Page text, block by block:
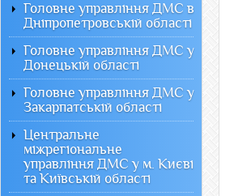
Головне управління ДМС в
Дніпропетровській області
Головне управління ДМС у
Донецькій області
Головне управління ДМС у
Закарпатській області
Центральне
міжрегіональне
управління ДМС у м. Києві
та Київській області